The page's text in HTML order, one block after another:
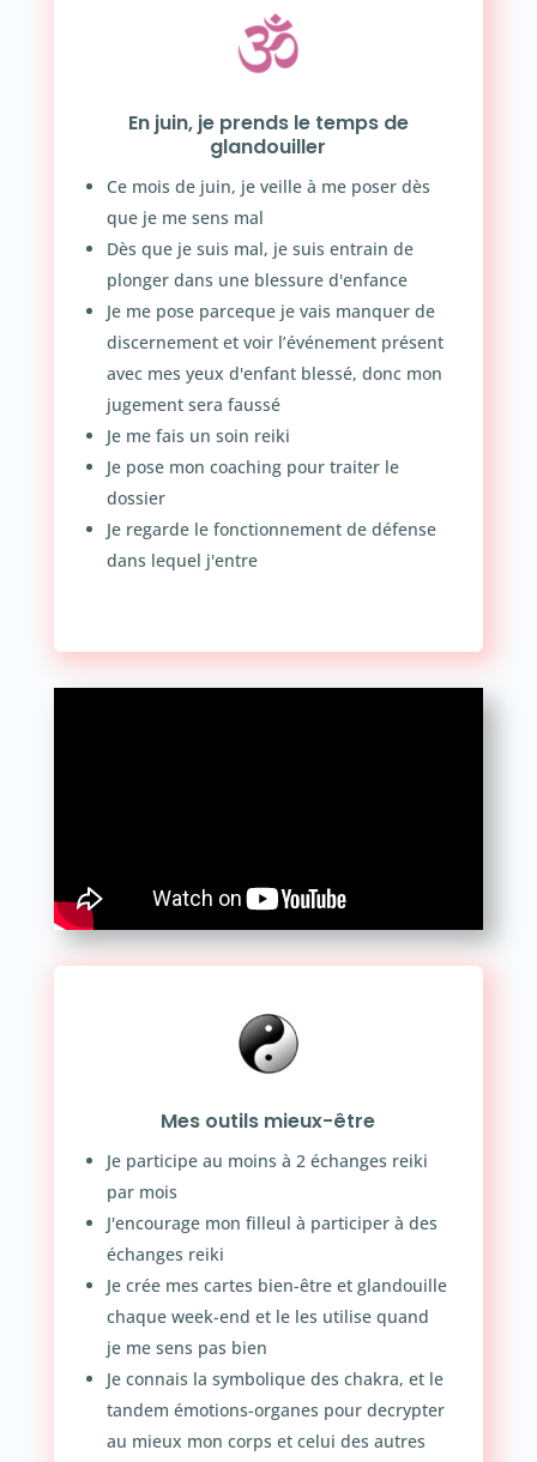
En juin, je prends le temps de
glandouiller
Ce mois de juin, je veille à me poser dès
que je me sens mal
Dès que je suis mal, je suis entrain de
plonger dans une blessure d'enfance
Je me pose parceque je vais manquer de
discernement et voir l’événement présent
avec mes yeux d'enfant blessé, donc mon
jugement sera faussé
Je me fais un soin reiki
Je pose mon coaching pour traiter le
dossier
Je regarde le fonctionnement de défense
dans lequel j'entre
Mes outils mieux-être
Je participe au moins à 2 échanges reiki
par mois
J'encourage mon filleul à participer à des
échanges reiki
Je crée mes cartes bien-être et glandouille
chaque week-end et le les utilise quand
je me sens pas bien
Je connais la symbolique des chakra, et le
tandem émotions-organes pour decrypter
au mieux mon corps et celui des autres